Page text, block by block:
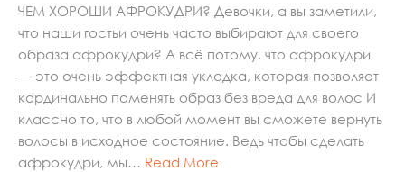
ЧЕМ ХОРОШИ АФРОКУДРИ? Девочки, а вы заметили,
что наши гостьи очень часто выбирают для своего
образа афрокудри? А всё потому, что афрокудри
— это очень эффектная укладка, которая позволяет
кардинально поменять образ без вреда для волос И
классно то, что в любой момент вы сможете вернуть
волосы в исходное состояние. Ведь чтобы сделать
афрокудри, мы… Read More